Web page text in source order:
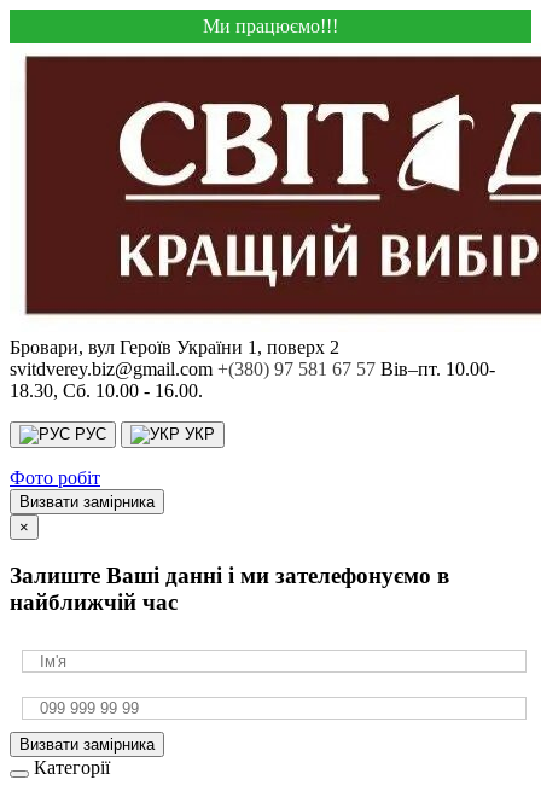
Ми працюємо!!!
Бровари, вул Героїв України 1, поверх 2
svitdverey.biz@gmail.com +(380) 97 581 67 57 Вів–пт. 10.00-
18.30, Сб. 10.00 - 16.00.
РУС УКР
Фото робіт
Визвати замірника
×
Залиште Ваші данні і ми зателефонуємо в
найближчій час
Визвати замірника
Категорії